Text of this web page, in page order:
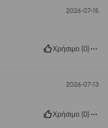
2026-07-15
Χρήσιμο (0)
2026-07-13
Χρήσιμο (0)